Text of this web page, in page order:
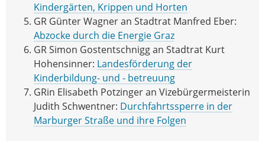
Kindergärten, Krippen und Horten
GR Günter Wagner an Stadtrat Manfred Eber:
Abzocke durch die Energie Graz
GR Simon Gostentschnigg an Stadtrat Kurt
Hohensinner: Landesförderung der
Kinderbildung- und - betreuung
GRin Elisabeth Potzinger an Vizebürgermeisterin
Judith Schwentner: Durchfahrtssperre in der
Marburger Straße und ihre Folgen